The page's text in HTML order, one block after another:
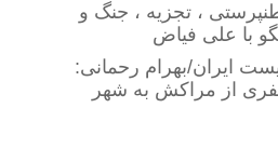
، تجزیه ، جنگ و
با علی فیاض
ایران/بهرام رحمانی:
از مراکش به شهر